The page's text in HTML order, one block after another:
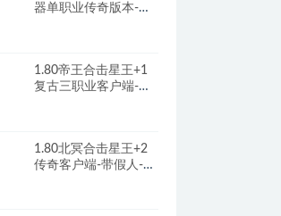
器单职业传奇版本-带
1.80帝王合击星王+1
复古三职业客户端-带
1.80北冥合击星王+2
传奇客户端-带假人-光